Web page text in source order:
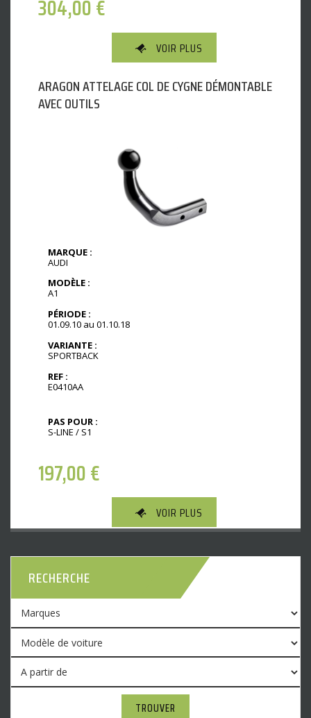
304,00€
VOIR PLUS
ARAGON ATTELAGE COL DE CYGNE DÉMONTABLE
AVEC OUTILS
MARQUE :
AUDI
MODÈLE :
A1
PÉRIODE :
01.09.10 au 01.10.18
VARIANTE :
SPORTBACK
REF :
E0410AA
PAS POUR :
S-LINE / S1
197,00€
VOIR PLUS
RECHERCHE
TROUVER